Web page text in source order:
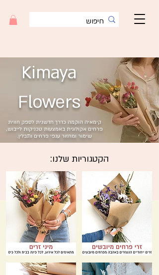
Kimaya
Flowers
קימאיה הוקמה כדרך חדשנית לספק חווית
פרחים אקולוגית באמצעות טכניקות לייבוש,
שימור ומחזור ענפי פרחים ותבלין.​
הקטגוריות שלנו: